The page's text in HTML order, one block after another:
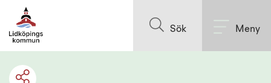
Sök Meny